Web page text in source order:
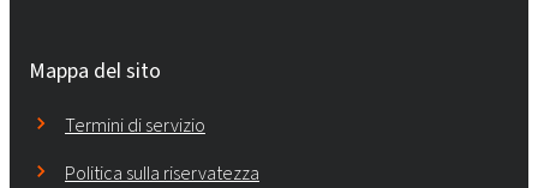
Mappa del sito
Termini di servizio
Politica sulla riservatezza